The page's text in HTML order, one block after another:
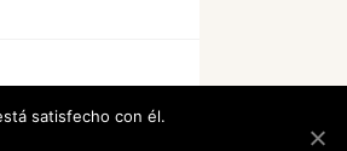
satisfecho con él.